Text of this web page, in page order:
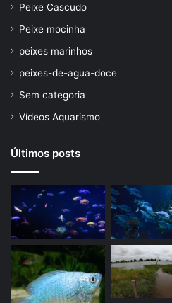
Peixe Cascudo
Peixe mocinha
peixes marinhos
peixes-de-agua-doce
Sem categoria
Vídeos Aquarismo
Últimos posts